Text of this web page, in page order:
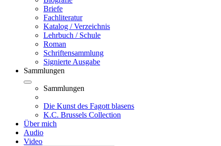
Briefe
Fachliteratur
Katalog / Verzeichnis
Lehrbuch / Schule
Roman
Schriftensammlung
Signierte Ausgabe
Sammlungen
Sammlungen
Die Kunst des Fagott blasens
K.C. Brussels Collection
Über mich
Audio
Video